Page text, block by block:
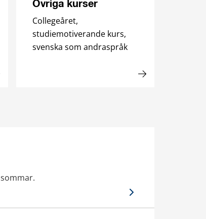
Övriga kurser
Collegeåret,
studiemotiverande kurs,
svenska som andraspråk